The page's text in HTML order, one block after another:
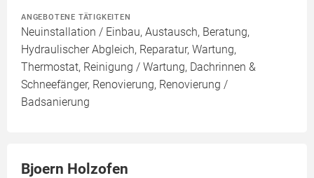
ANGEBOTENE TÄTIGKEITEN
Neuinstallation / Einbau, Austausch, Beratung,
Hydraulischer Abgleich, Reparatur, Wartung,
Thermostat, Reinigung / Wartung, Dachrinnen &
Schneefänger, Renovierung, Renovierung /
Badsanierung
Bjoern Holzofen